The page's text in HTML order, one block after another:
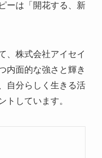
ーは「開花する、新
、株式会社アイセイ
内面的な強さと輝き
自分らしく生きる活
トしています。